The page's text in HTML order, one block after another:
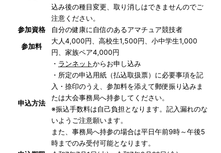
込み後の種目変更、取り消しはできませんのでご
注意ください。
参加資格
自分の健康に自信のあるアマチュア競技者
参加料
大人4,000円、高校生1,500円、小中学生1,000
円、家族ペア4,000円
申込方法
・ ランネットからお申し込み
・所定の申込用紙（払込取扱票）に必要事項を記
入・捺印のうえ、参加料を添えて郵便振り込みま
たは大会事務局へ持参してください。
※振込手数料は自己負担となります。記入漏れのな
いようご注意願います。
また、事務局へ持参の場合は平日午前9時～午後5
時までのみ受付可能となります。